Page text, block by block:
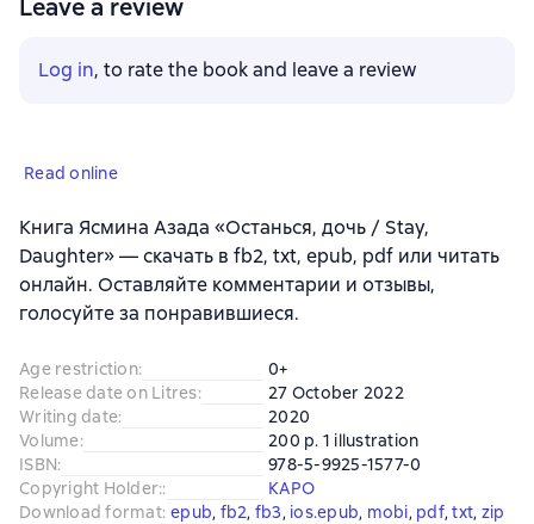
Leave a review
Log in, to rate the book and leave a review
Read online
Книга Ясмина Азада «Останься, дочь / Stay,
Daughter» — скачать в fb2, txt, epub, pdf или читать
онлайн. Оставляйте комментарии и отзывы,
голосуйте за понравившиеся.
Age restriction:
0+
Release date on Litres:
27 October 2022
Writing date:
2020
Volume:
200 p. 1 illustration
ISBN:
978-5-9925-1577-0
Copyright Holder::
КАРО
Download format: epub, fb2, fb3, ios.epub, mobi, pdf, txt, zip